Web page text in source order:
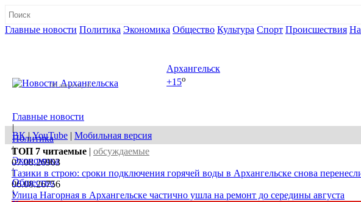
Главные новости Политика Экономика Общество Культура Спорт Происшествия На
08 августа, сб
Архангельск
+15o
Главные новости
|
Политика
|
Экономика
|
Общество
|
ВК|YouTube | Мобильная версия
ТОП 7 читаемые | обсуждаемые
07.08.26903
Тазики в строю: сроки подключения горячей воды в Архангельске снова
06.08.26756
Улица Нагорная в Архангельске частично ушла на ремонт до середины августа